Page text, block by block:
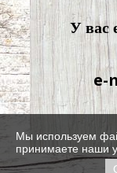
У вас
e-
Мы используем
принимаете наши